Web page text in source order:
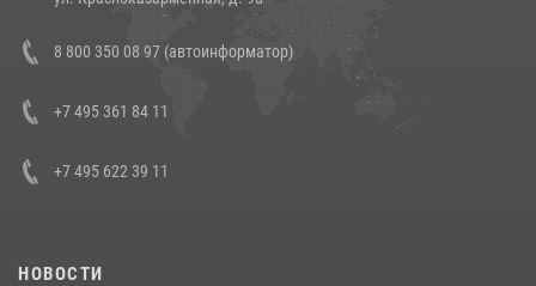
В Росгвардии прошла военно-научная конференция по обобщению
боевого опыта
8 800 350 08 97 (автоинформатор)
+7 495 361 84 11
+7 495 622 39 11
НОВОСТИ